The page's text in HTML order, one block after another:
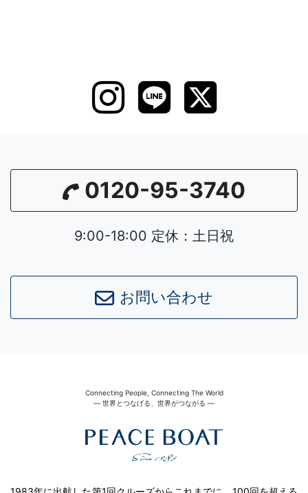
0120-95-3740
9:00-18:00 定休：土日祝
お問い合わせ
Connecting People, Connecting The World
― 世界とつなげる、世界がつながる ―